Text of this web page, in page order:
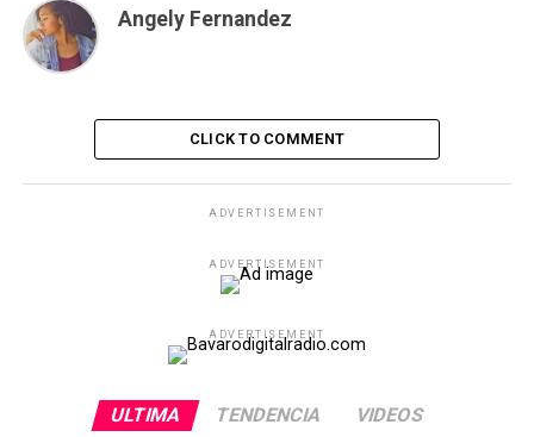
Angely Fernandez
CLICK TO COMMENT
ADVERTISEMENT
ADVERTISEMENT
ADVERTISEMENT
ULTIMA TENDENCIA VIDEOS